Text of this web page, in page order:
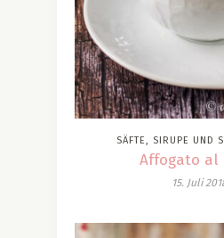
SÄFTE, SIRUPE UND
Affogato al
15. Juli